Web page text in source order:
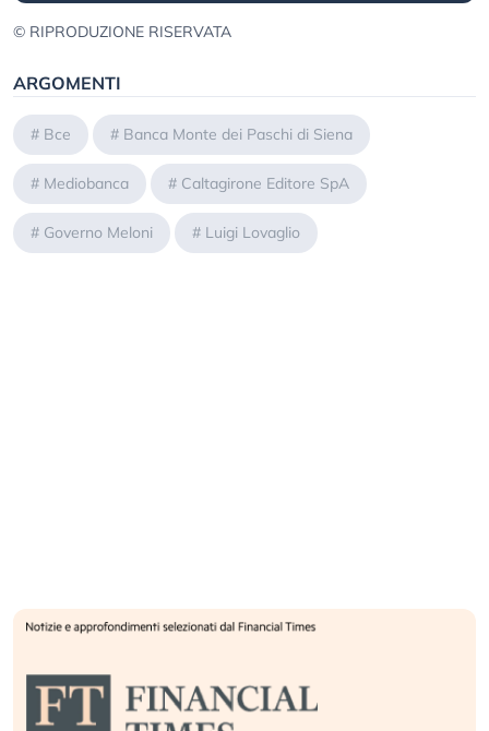
© RIPRODUZIONE RISERVATA
ARGOMENTI
# Bce # Banca Monte dei Paschi di Siena
# Mediobanca # Caltagirone Editore SpA
# Governo Meloni # Luigi Lovaglio